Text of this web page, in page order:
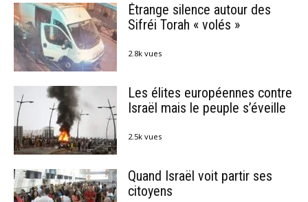
Étrange silence autour des
Sifréi Torah « volés »
2.8k vues
Les élites européennes contre
Israël mais le peuple s’éveille
2.5k vues
Quand Israël voit partir ses
citoyens